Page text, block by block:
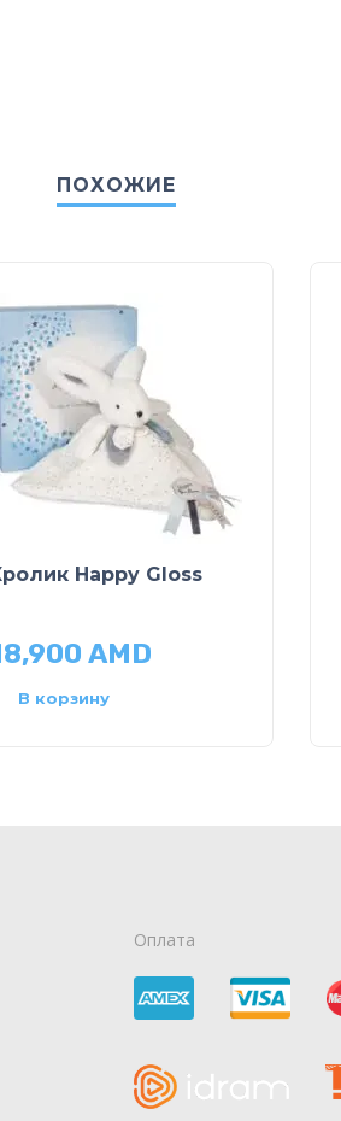
ПОХОЖИЕ
Happy Gloss
AMD
В корзину
Оплата